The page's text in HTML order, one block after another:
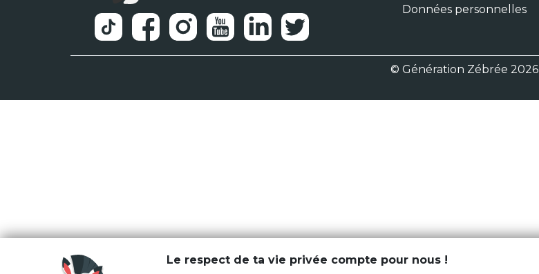
Données personnelles
© Génération Zébrée 2026
Le respect de ta vie privée compte pour nous !